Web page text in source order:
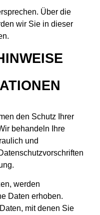
Über die
wir Sie in dieser
den Schutz Ihrer
behandeln Ihre
und
werden
Daten erhoben.
mit denen Sie